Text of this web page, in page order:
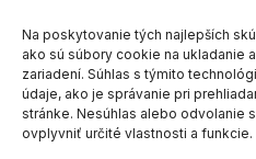
Na poskytovanie tých najlepších
ako sú súbory cookie na ukladanie
zariadení. Súhlas s týmito
údaje, ako je správanie pri
stránke. Nesúhlas alebo odvolanie
ovplyvniť určité vlastnosti a funkcie.